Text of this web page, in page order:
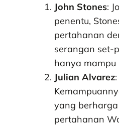
John Stones:
penentu,
pertahanan
serangan set-
hanya
Julian Alvarez
yang
pertahanan